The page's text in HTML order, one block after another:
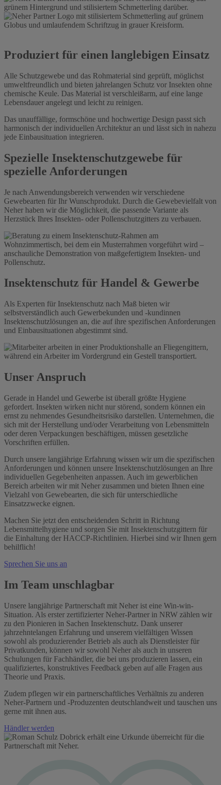
Produziert für einen langlebigen Einsatz
Alle Schutzgewebe und das Rohmaterial sind geprüft, möglichst
umweltfreundlich und bieten jahrelangen Schutz vor Insekten ohne
chemische Keule. Das Material ist verschleißarm, auf eine lange
Lebensdauer angelegt und leicht zu reinigen.
Das unauffällige, formschöne und hochwertige Design passt sich
harmonisch der individuellen Architektur an und lässt sich in nahezu
jede Einbausituation integrieren.
Spezielle Insektenschutzgewebe für
spezielle Anforderungen
Je nach Anwendungsbereich verwenden wir verschiedene
Gewebearten für Ihr Wunschprodukt. Durch die Gewebevielfalt von
Neher haben wir die Möglichkeit, die passende Variante als
Herzstück Ihres Insekten- oder Pollenschutzgitters zu verbauen.
Insektenschutz für Handel & Gewerbe
Als Experten für Insektenschutz nach Maß bieten wir
selbstverständlich auch Gewerbekunden und -kundinnen
Insektenschutzlösungen an, die auf ihre spezifischen Anforderungen
und Einbausituationen abgestimmt sind.
Unser Anspruch
Gerade in Handel und Gewerbe ist überall größte Hygiene
gefordert. Insekten wirken nicht nur störend, sondern können ein
ernst zu nehmendes Gesundheitsrisiko darstellen. Unternehmen, die
sich mit der Herstellung und/oder Verarbeitung von Lebensmitteln
oder deren Verpackungen beschäftigen, müssen gesetzliche
Vorschriften erfüllen.
Durch unsere langjährige Erfahrung wissen wir um die spezifischen
Anforderungen und können unsere Insektenschutzlösungen an Ihre
individuellen Gegebenheiten anpassen. Auch im gewerblichen
Bereich arbeiten wir mit Neher zusammen und bieten Ihnen eine
Vielzahl von Gewebearten, die sich für unterschiedliche
Einsatzzwecke eignen.
Machen Sie jetzt den entscheidenden Schritt in Richtung
Lebensmittelhygiene und sorgen Sie mit Insektenschutzgittern für
die Einhaltung der HACCP-Richtlinien. Hierbei sind wir Ihnen gern
behilflich!
Sprechen Sie uns an
Im Team unschlagbar
Unsere langjährige Partnerschaft mit Neher ist eine Win-win-
Situation. Als erster zertifizierter Neher-Partner in NRW zählen wir
zu den Pionieren in Sachen Insektenschutz. Dank unserer
jahrzehntelangen Erfahrung und unserem vielfältigen Wissen
sowohl als produzierender Betrieb als auch als Dienstleister für
Privatkunden, können wir sowohl Neher als auch in unseren
Schulungen für Fachhändler, die bei uns produzieren lassen, ein
qualifiziertes, konstruktives Feedback geben auf alle Fragen aus
Theorie und Praxis.
Zudem pflegen wir ein partnerschaftliches Verhältnis zu anderen
Neher-Partnern und -Produzenten deutschlandweit und tauschen uns
gerne mit ihnen aus.
Händler werden